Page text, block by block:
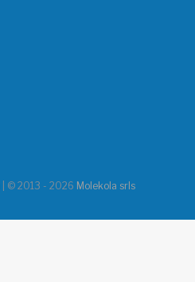
| © 2013 - 2026 Molekola srls